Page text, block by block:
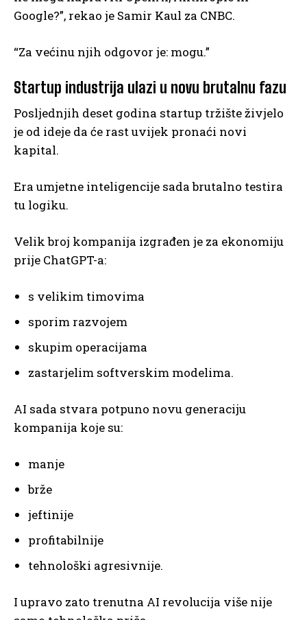
Google?”, rekao je Samir Kaul za CNBC.
“Za većinu njih odgovor je: mogu.”
Startup industrija ulazi u novu brutalnu fazu
Posljednjih deset godina startup tržište živjelo
je od ideje da će rast uvijek pronaći novi
kapital.
Era umjetne inteligencije sada brutalno testira
tu logiku.
Velik broj kompanija izgrađen je za ekonomiju
prije ChatGPT-a:
s velikim timovima
sporim razvojem
skupim operacijama
zastarjelim softverskim modelima.
AI sada stvara potpuno novu generaciju
kompanija koje su:
manje
brže
jeftinije
profitabilnije
tehnološki agresivnije.
I upravo zato trenutna AI revolucija više nije